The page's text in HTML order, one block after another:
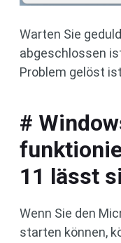
Warten Sie
abgeschlossen
Problem gelöst
#
11 lässt
Wenn Sie den
starten können,